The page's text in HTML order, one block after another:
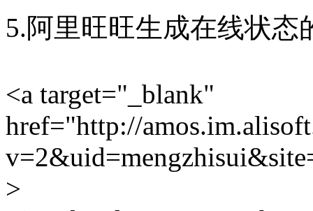
5.阿里旺旺生成在线状态
<a target="_blank"
href="http://
>